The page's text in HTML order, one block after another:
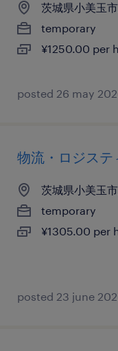
茨城県小美玉
temporary
¥1250.00 per
posted 26 may
物流・ロジステ
茨城県小美玉
temporary
¥1305.00 per
posted 23 june